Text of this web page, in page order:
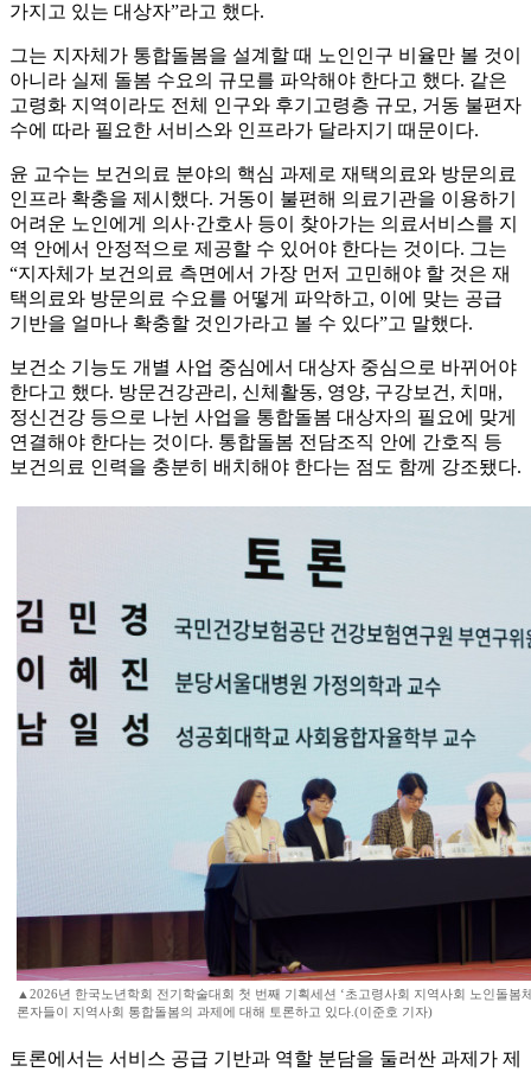
가지고 있는 대상자”라고 했다.
그는 지자체가 통합돌봄을 설계할 때 노인인구 비율만 볼 것이
아니라 실제 돌봄 수요의 규모를 파악해야 한다고 했다. 같은
고령화 지역이라도 전체 인구와 후기고령층 규모, 거동 불편자
수에 따라 필요한 서비스와 인프라가 달라지기 때문이다.
윤 교수는 보건의료 분야의 핵심 과제로 재택의료와 방문의료
인프라 확충을 제시했다. 거동이 불편해 의료기관을 이용하기
어려운 노인에게 의사·간호사 등이 찾아가는 의료서비스를 지
역 안에서 안정적으로 제공할 수 있어야 한다는 것이다. 그는
“지자체가 보건의료 측면에서 가장 먼저 고민해야 할 것은 재
택의료와 방문의료 수요를 어떻게 파악하고, 이에 맞는 공급
기반을 얼마나 확충할 것인가라고 볼 수 있다”고 말했다.
보건소 기능도 개별 사업 중심에서 대상자 중심으로 바뀌어야
한다고 했다. 방문건강관리, 신체활동, 영양, 구강보건, 치매,
정신건강 등으로 나뉜 사업을 통합돌봄 대상자의 필요에 맞게
연결해야 한다는 것이다. 통합돌봄 전담조직 안에 간호직 등
보건의료 인력을 충분히 배치해야 한다는 점도 함께 강조됐다.
▲2026년 한국노년학회 전기학술대회 첫 번째 기획세션 ‘초고령사회 지역사회 노인돌봄
론자들이 지역사회 통합돌봄의 과제에 대해 토론하고 있다.(이준호 기자)
토론에서는 서비스 공급 기반과 역할 분담을 둘러싼 과제가 제